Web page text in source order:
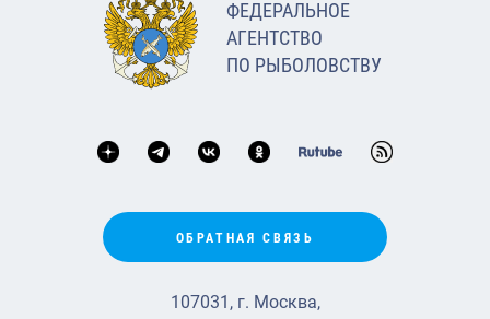
ФЕДЕРАЛЬНОЕ
АГЕНТСТВО
ПО РЫБОЛОВСТВУ
ОБРАТНАЯ СВЯЗЬ
107031, г. Москва,